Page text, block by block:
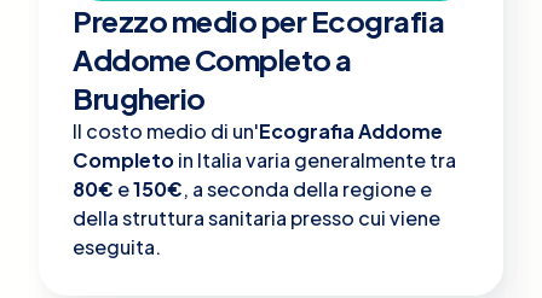
Prezzo medio per Ecografia
Addome Completo a
Brugherio
Il costo medio di un'Ecografia Addome
Completoin Italia varia generalmente tra
80€ e150€, a seconda della regione e
della struttura sanitaria presso cui viene
eseguita.